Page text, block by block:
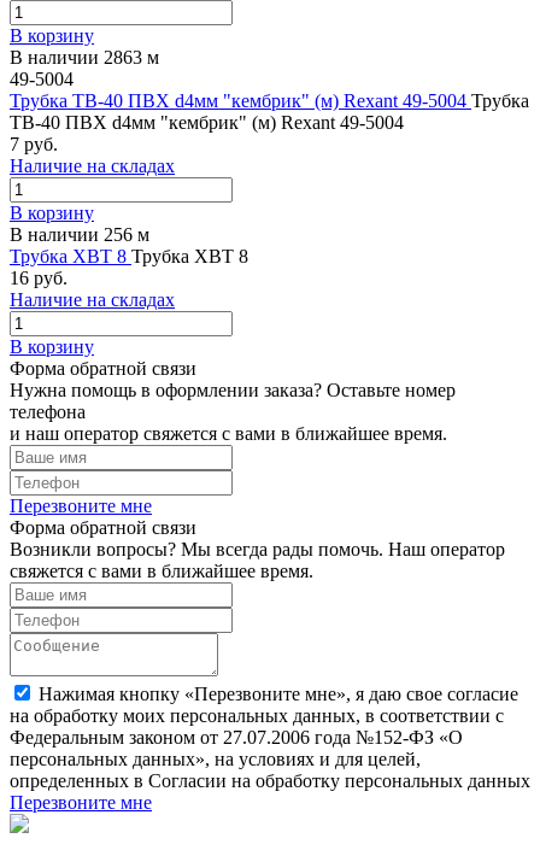
В корзину
В наличии 2863 м
49-5004
Трубка ТВ-40 ПВХ d4мм "кембрик" (м) Rexant 49-5004 Трубка
ТВ-40 ПВХ d4мм "кембрик" (м) Rexant 49-5004
7 руб.
Наличие на складах
В корзину
В наличии 256 м
Трубка ХВТ 8 Трубка ХВТ 8
16 руб.
Наличие на складах
В корзину
Форма обратной связи
Нужна помощь в оформлении заказа? Оставьте номер
телефона
и наш оператор свяжется с вами в ближайшее время.
Перезвоните мне
Форма обратной связи
Возникли вопросы? Мы всегда рады помочь. Наш оператор
свяжется с вами в ближайшее время.
Нажимая кнопку «Перезвоните мне», я даю свое согласие
на обработку моих персональных данных, в соответствии с
Федеральным законом от 27.07.2006 года №152-ФЗ «О
персональных данных», на условиях и для целей,
определенных в Согласии на обработку персональных данных
Перезвоните мне